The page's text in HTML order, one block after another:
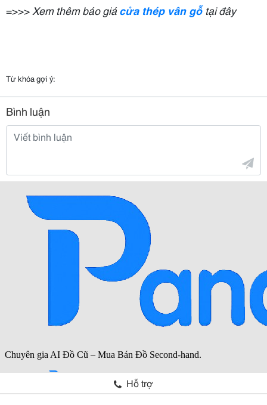
=>>>Xem thêm báo giácửa thép vân gỗtại đây
Từ khóa gợi ý:
Bình luận
Hỗ trợ